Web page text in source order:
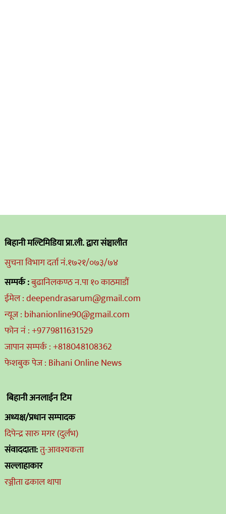
बिहानी मल्टिमिडिया प्रा.ली. द्वारा संञ्चालीत
सुचना विभाग दर्ता नं.१७२१/०७३/७४
सम्पर्क :बुढानिलकण्ठ न.पा १० काठमाडौं
ईमेल : deependrasarum@gmail.com
न्यूज : bihanionline90@gmail.com
फोन नं : +9779811631529
जापान सम्पर्क : +818048108362
फेशबुक पेज : Bihani Online News
बिहानी अनलाईन टिम
अध्यक्ष/प्रधान सम्पादक
दिपेन्द्र सारु मगर (दुर्लभ)
संवाददाता:तु-आवश्यकता
सल्लाहाकार
रञ्जीता ढकाल थापा